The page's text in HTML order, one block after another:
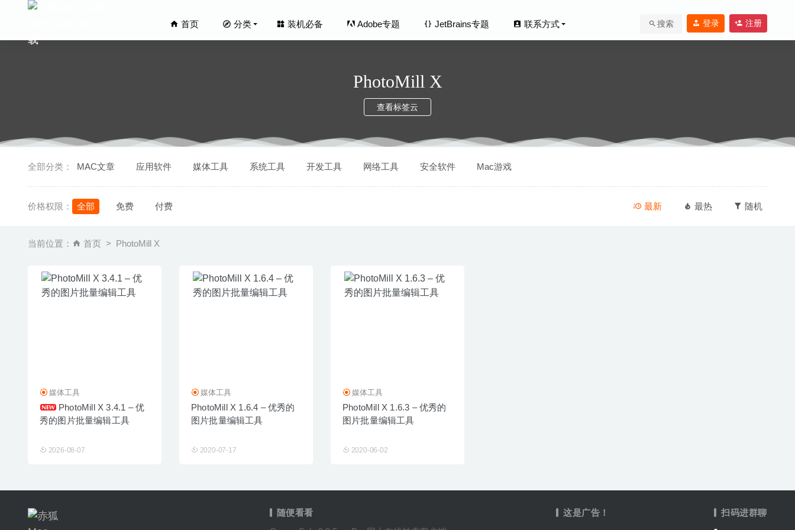
首页 分类 装机必备 Adobe专题 JetBrains专题 联系方式 搜索 登录 注册
PhotoMill X
查看标签云
全部分类： MAC文章 应用软件 媒体工具 系统工具 开发工具 网络工具 安全软件 Mac游戏
价格权限： 全部 免费 付费 最新 最热 随机
当前位置： 首页 PhotoMill X
媒体工具
PhotoMill X 3.4.1 – 优
秀的图片批量编辑工具
2026-08-07
媒体工具
PhotoMill X 1.6.4 – 优秀的
图片批量编辑工具
2020-07-17
媒体工具
PhotoMill X 1.6.3 – 优秀的
图片批量编辑工具
2020-06-02
随便看看
这是广告！ 扫码进群聊